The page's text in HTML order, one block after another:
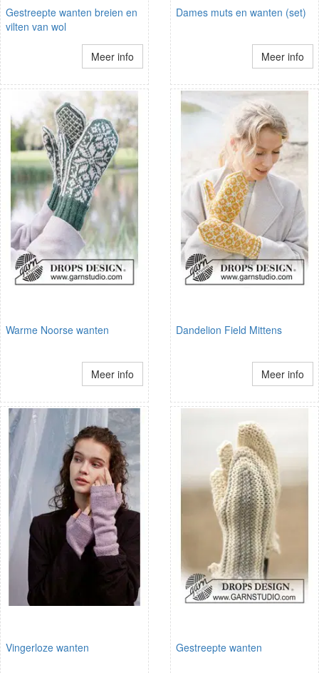
Gestreepte wanten breien en
vilten van wol
Meer info
Dames muts en wanten (set)
Meer info
Warme Noorse wanten
Meer info
Dandelion Field Mittens
Meer info
Vingerloze wanten Gestreepte wanten